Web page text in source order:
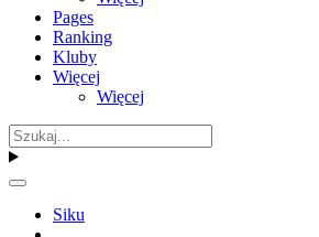
Pages
Ranking
Kluby
Więcej
Więcej
Siku